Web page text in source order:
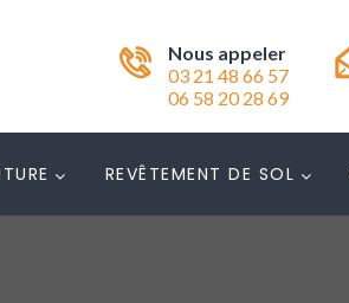
Nous appeler
03 21 48 66 57
06 58 20 28 69
REVÊTEMENT DE SOL